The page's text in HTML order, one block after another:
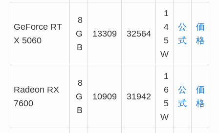
GeForce RT
X 5060
8
G
B
13309 32564
1
4
5
W
公
式
価
格
Radeon RX
7600
8
G
B
10909 31942
1
6
5
W
公
式
価
格